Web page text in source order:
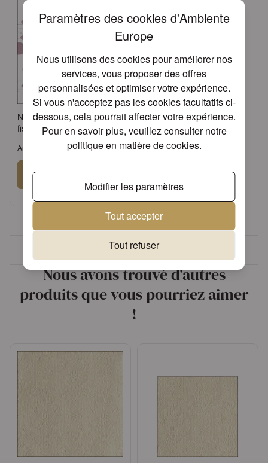
Paramètres des cookies d'Ambiente
Europe
Nous utilisons des cookies pour améliorer nos
services, vous proposer des offres
personnalisées et optimiser votre expérience.
Si vous n'acceptez pas les cookies facultatifs ci-
dessous, cela pourrait affecter votre expérience.
Pour en savoir plus, veuillez consulter notre
politique en matière de cookies.
Modifier les paramètres
Tout accepter
Tout refuser
Napkin 33 Communion
fishes bordeaux FSC Mix
Article: 13314388
Se connecter
Demander un compte
Designs uniques
Nous avons trouvé d'autres
produits que vous pourriez aimer
!